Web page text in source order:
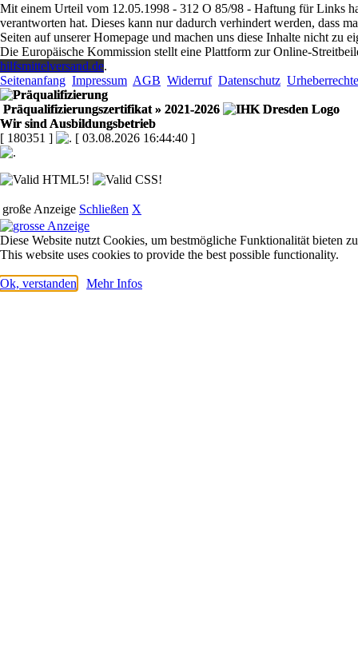
Mit einem Urteil vom 12.05.1998 - 312 O 85/98 - Haftung für Links
verantworten hat. Dieses kann nur dadurch verhindert werden, dass
Seiten auf unserer Homepage und machen uns diese Inhalte nicht
Die Europäische Kommission stellt eine Plattform zur Online-
hilfsmittelversand.de.
Seitenanfang Impressum AGB Widerruf Datenschutz Urheberrechte
Präqualifizierungszertifikat » 2021-2026
Wir sind Ausbildungsbetrieb
[ 180351 ]
[ 03.08.2026 16:44:40 ]
große Anzeige Schließen X
Diese Website nutzt Cookies, um bestmögliche Funktionalität bieten
This website uses cookies to provide the best possible functionality.
Ok, verstanden Mehr Infos